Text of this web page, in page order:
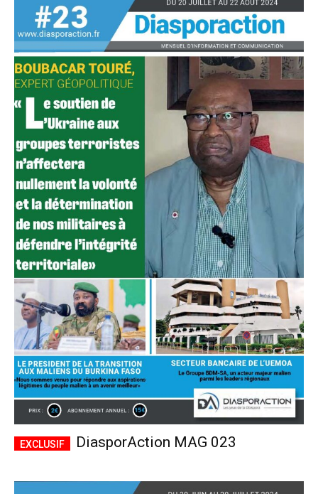
DiasporAction MAG 023